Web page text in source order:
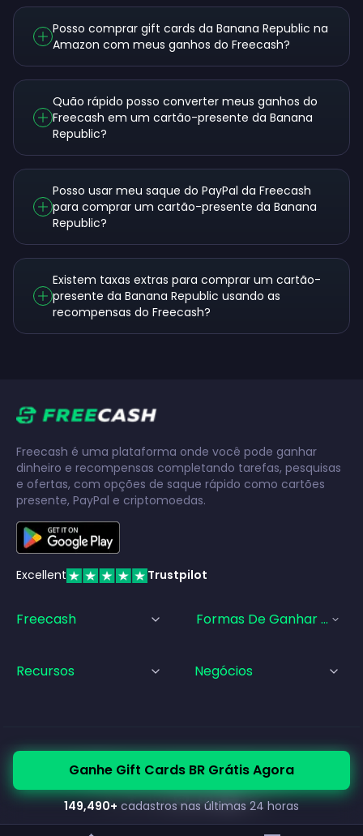
Posso comprar gift cards da Banana Republic na
Amazon com meus ganhos do Freecash?
Quão rápido posso converter meus ganhos do
Freecash em um cartão-presente da Banana
Republic?
Posso usar meu saque do PayPal da Freecash
para comprar um cartão-presente da Banana
Republic?
Existem taxas extras para comprar um cartão-
presente da Banana Republic usando as
recompensas do Freecash?
Ganhe Gift Cards BR Grátis Agora
149,490+ cadastros nas últimas 24 horas
Freecash é uma plataforma onde você pode ganhar
dinheiro e recompensas completando tarefas, pesquisas
e ofertas, com opções de saque rápido como cartões
presente, PayPal e criptomoedas.
Excellent Trustpilot
Freecash Formas De Ganhar
Recursos Negócios
© Freecash 2026 Termos de Serviço
Política de Privacidade
•Política de Cookies •Impressão Legal